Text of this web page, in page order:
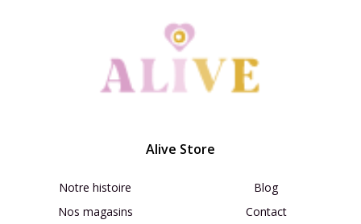
Alive Store
Notre histoire
Nos magasins
Blog
Contact